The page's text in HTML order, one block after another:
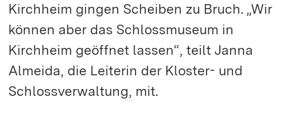
Kirchheim gingen Scheiben zu Bruch. „Wir
können aber das Schlossmuseum in
Kirchheim geöffnet lassen“, teilt Janna
Almeida, die Leiterin der Kloster- und
Schlossverwaltung, mit.